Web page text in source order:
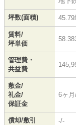
坪数(面積) 45.79
賃料/
坪単価
管理費・
共益費
敷金/
礼金/
保証金
6ヶ
償却/敷引 -/-